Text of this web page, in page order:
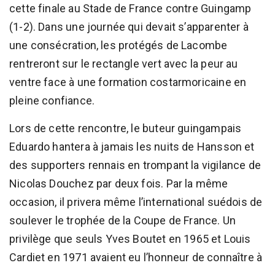
cette finale au Stade de France contre Guingamp
(1-2). Dans une journée qui devait s’apparenter à
une consécration, les protégés de Lacombe
rentreront sur le rectangle vert avec la peur au
ventre face à une formation costarmoricaine en
pleine confiance.
Lors de cette rencontre, le buteur guingampais
Eduardo hantera à jamais les nuits de Hansson et
des supporters rennais en trompant la vigilance de
Nicolas Douchez par deux fois. Par la même
occasion, il privera même l’international suédois de
soulever le trophée de la Coupe de France. Un
privilège que seuls Yves Boutet en 1965 et Louis
Cardiet en 1971 avaient eu l’honneur de connaître à